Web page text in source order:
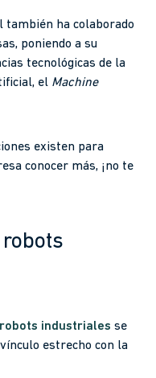
ha colaborado
poniendo a su
tecnológicas de la
el Machine
existen para
conocer más, ¡no te
industriales se
estrecho con la